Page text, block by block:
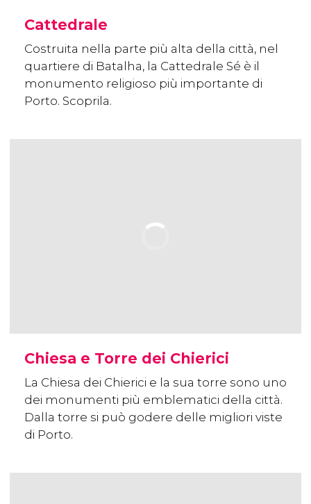
Cattedrale
Costruita nella parte più alta della città, nel
quartiere di Batalha, la Cattedrale Sé è il
monumento religioso più importante di
Porto. Scoprila.
Chiesa e Torre dei Chierici
La Chiesa dei Chierici e la sua torre sono uno
dei monumenti più emblematici della città.
Dalla torre si può godere delle migliori viste
di Porto.